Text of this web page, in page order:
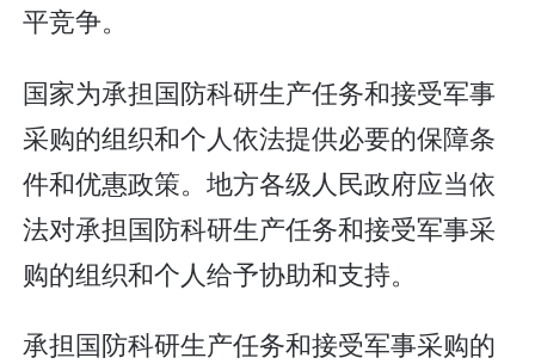
平竞争。
国家为承担国防科研生产任务和接受军事
采购的组织和个人依法提供必要的保障条
件和优惠政策。地方各级人民政府应当依
法对承担国防科研生产任务和接受军事采
购的组织和个人给予协助和支持。
承担国防科研生产任务和接受军事采购的